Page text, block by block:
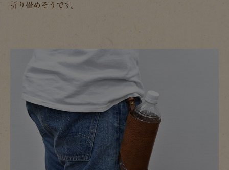
折り畳めそうです。